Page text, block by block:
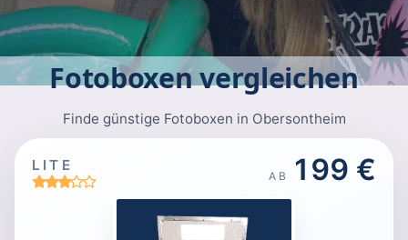
Fotoboxen vergleichen
Finde günstige Fotoboxen in Obersontheim
LITE
AB 199 €